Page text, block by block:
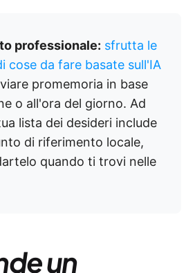
professionale: sfrutta le
cose da fare basate sull'IA
promemoria in base
o all'ora del giorno. Ad
lista dei desideri include
di riferimento locale,
quando ti trovi nelle
un